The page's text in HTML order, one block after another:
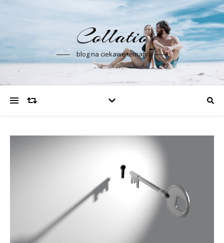
Collatio
blog na ciekawe tematy